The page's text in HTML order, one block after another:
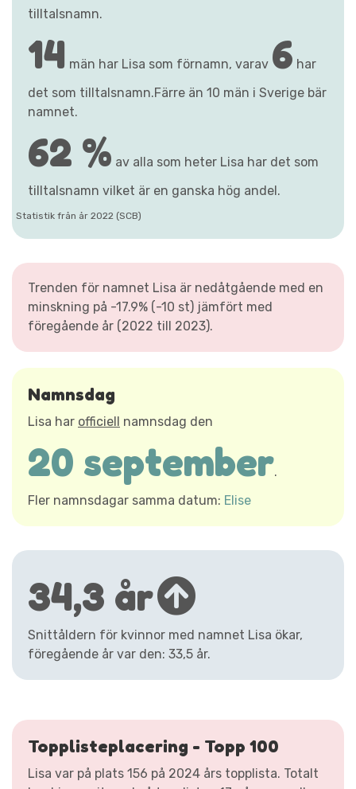
tilltalsnamn.
14 män har Lisa som förnamn, varav 6 har
det som tilltalsnamn.Färre än 10 män i Sverige bär
namnet.
62 % av alla som heter Lisa har det som
tilltalsnamn vilket är en ganska hög andel.
Statistik från år 2022 (SCB)
Trenden för namnet Lisa är nedåtgående med en
minskning på -17.9% (-10 st) jämfört med
föregående år (2022 till 2023).
Namnsdag
Lisa har officiell namnsdag den
20 september.
Fler namnsdagar samma datum: Elise
34,3 år
Snittåldern för kvinnor med namnet Lisa ökar,
föregående år var den: 33,5 år.
Topplisteplacering - Topp 100
Lisa var på plats 156 på 2024 års topplista. Totalt